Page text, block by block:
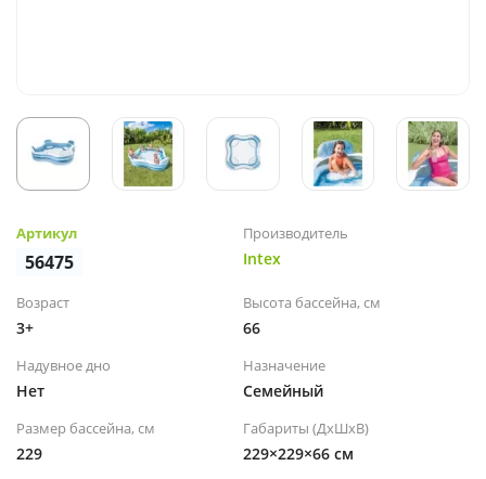
Артикул
56475
Производитель
Intex
Возраст
3+
Высота бассейна, см
66
Надувное дно
Нет
Назначение
Семейный
Размер бассейна, см
229
Габариты (ДхШхВ)
229×229×66 см